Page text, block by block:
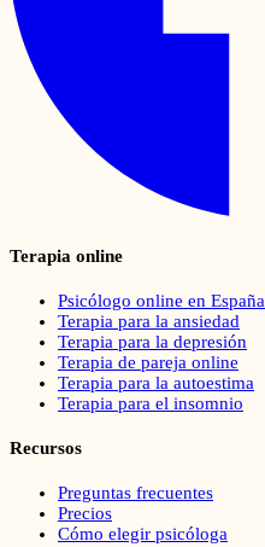
Terapia online
Psicólogo online en España
Terapia para la ansiedad
Terapia para la depresión
Terapia de pareja online
Terapia para la autoestima
Terapia para el insomnio
Recursos
Preguntas frecuentes
Precios
Cómo elegir psicóloga